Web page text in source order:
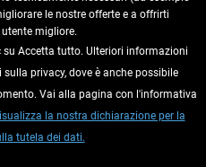
le nostre offerte e a offrirti
migliore.
Accetta tutto. Ulteriori informazioni
privacy, dove è anche possibile
Vai alla pagina con l'informativa
la nostra dichiarazione per la
tutela dei dati.